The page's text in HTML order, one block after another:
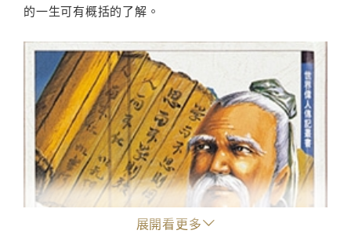
的一生可有概括的了解。
展開看更多